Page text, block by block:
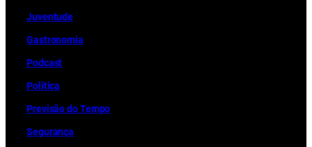
Juventude
Gastronomia
Podcast
Política
Previsão do Tempo
Segurança